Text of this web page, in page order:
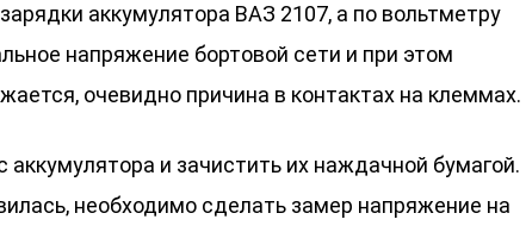
аккумулятора ВАЗ 2107, а по вольтметру
напряжение бортовой сети и при этом
очевидно причина в контактах на клеммах.
и зачистить их наждачной бумагой.
необходимо сделать замер напряжение на